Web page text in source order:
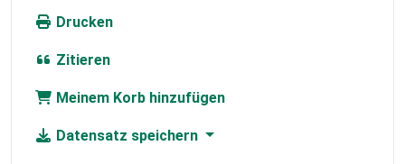
Drucken
Zitieren
Meinem Korb hinzufügen
Datensatz speichern